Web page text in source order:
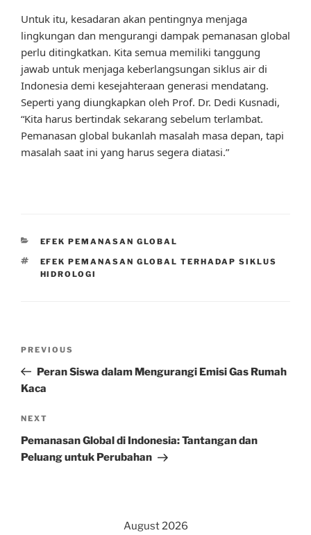
Untuk itu, kesadaran akan pentingnya menjaga
lingkungan dan mengurangi dampak pemanasan global
perlu ditingkatkan. Kita semua memiliki tanggung
jawab untuk menjaga keberlangsungan siklus air di
Indonesia demi kesejahteraan generasi mendatang.
Seperti yang diungkapkan oleh Prof. Dr. Dedi Kusnadi,
“Kita harus bertindak sekarang sebelum terlambat.
Pemanasan global bukanlah masalah masa depan, tapi
masalah saat ini yang harus segera diatasi.”
CATEGORIES
EFEK PEMANASAN GLOBAL
TAGS
EFEK PEMANASAN GLOBAL TERHADAP SIKLUS
HIDROLOGI
Previous
Post
PREVIOUS
Peran Siswa dalam Mengurangi Emisi Gas Rumah
Kaca
Next
Post
NEXT
Pemanasan Global di Indonesia: Tantangan dan
Peluang untuk Perubahan
August 2026